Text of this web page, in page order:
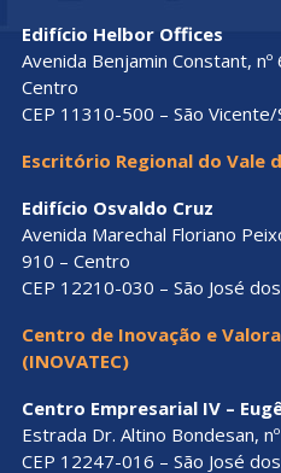
Edifício Helbor Offices
Avenida Benjamin Constant, nº
Centro
CEP 11310-500 – São Vicente/
Escritório Regional do Vale
Edifício Osvaldo Cruz
Avenida Marechal Floriano
910 – Centro
CEP 12210-030 – São José
Centro de Inovação e
(INOVATEC)
Centro Empresarial IV –
Estrada Dr. Altino Bondesan,
CEP 12247-016 – São José